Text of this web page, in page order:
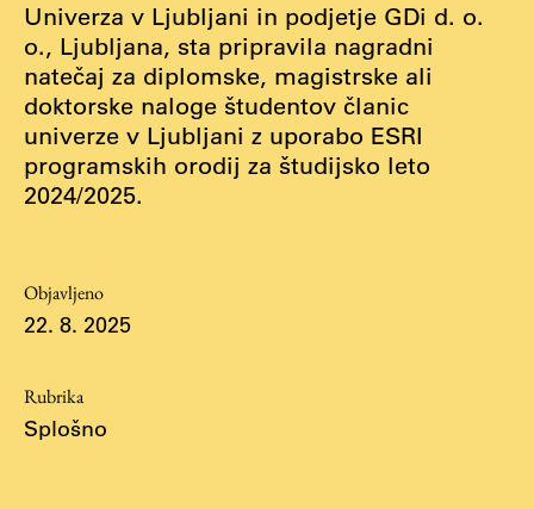
Alumni
Knjižnica
Mednarodno sodelovanje
Članstva v združenjih
Konzorciji
Intranet UL FA
Osebni portal FIORI
Spletni arhiv DEPO
Univerza v Ljubljani in podjetje GDi d. o.
o., Ljubljana, sta pripravila nagradni
natečaj za diplomske, magistrske ali
doktorske naloge študentov članic
univerze v Ljubljani z uporabo ESRI
programskih orodij za študijsko leto
2024/2025.
Objavljeno
22. 8. 2025
Rubrika
Splošno